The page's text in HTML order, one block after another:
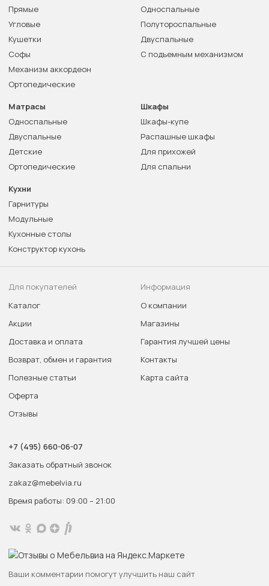
Прямые
Угловые
Кушетки
Софы
Механизм аккордеон
Ортопедические
Односпальные
Полутороспальные
Двуспальные
С подъемным механизмом
Матрасы
Односпальные
Двуспальные
Детские
Ортопедические
Шкафы
Шкафы-купе
Распашные шкафы
Для прихожей
Для спальни
Кухни
Гарнитуры
Модульные
Кухонные столы
Конструктор кухонь
Для покупателей
Каталог
Акции
Доставка и оплата
Возврат, обмен и гарантия
Полезные статьи
Оферта
Отзывы
Информация
О компании
Магазины
Гарантия лучшей цены
Контакты
Карта сайта
+7 (495) 660-06-07
Заказать обратный звонок
zakaz@mebelvia.ru
Время работы: 09:00 – 21:00
Ваши комментарии помогут улучшить наш сайт